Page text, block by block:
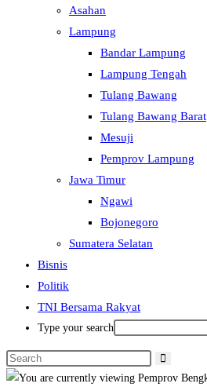
Asahan
Lampung
Bandar Lampung
Lampung Tengah
Tulang Bawang
Tulang Bawang Barat
Mesuji
Pemprov Lampung
Jawa Timur
Ngawi
Bojonegoro
Sumatera Selatan
Bisnis
Politik
TNI Bersama Rakyat
Type your search